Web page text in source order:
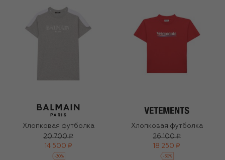
Хлопковая футболка
20 700 ₽
14 500 ₽
-30%
Хлопковая футболка
26 100 ₽
18 250 ₽
-30%